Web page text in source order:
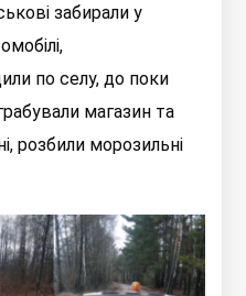
забирали у
по селу, до поки
магазин та
розбили морозильні